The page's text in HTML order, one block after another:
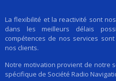
La flexibilité et la reactivité sont
dans les meilleurs délais
compétences de nos services
nos clients.
Notre motivation provient de notre
spécifique de Société Radio